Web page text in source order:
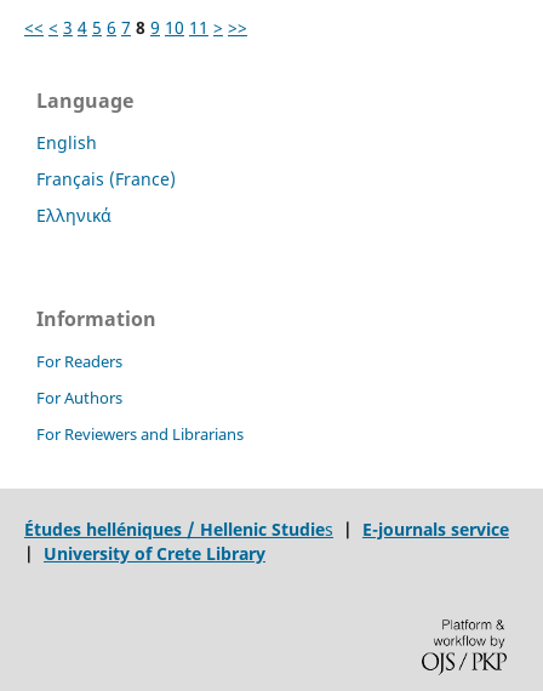
<< < 3 4 5 6 7 8 9 10 11 > >>
Language
English
Français (France)
Ελληνικά
Information
For Readers
For Authors
For Reviewers and Librarians
Études helléniques / Hellenic Studies | E-journals service
| University of Crete Library